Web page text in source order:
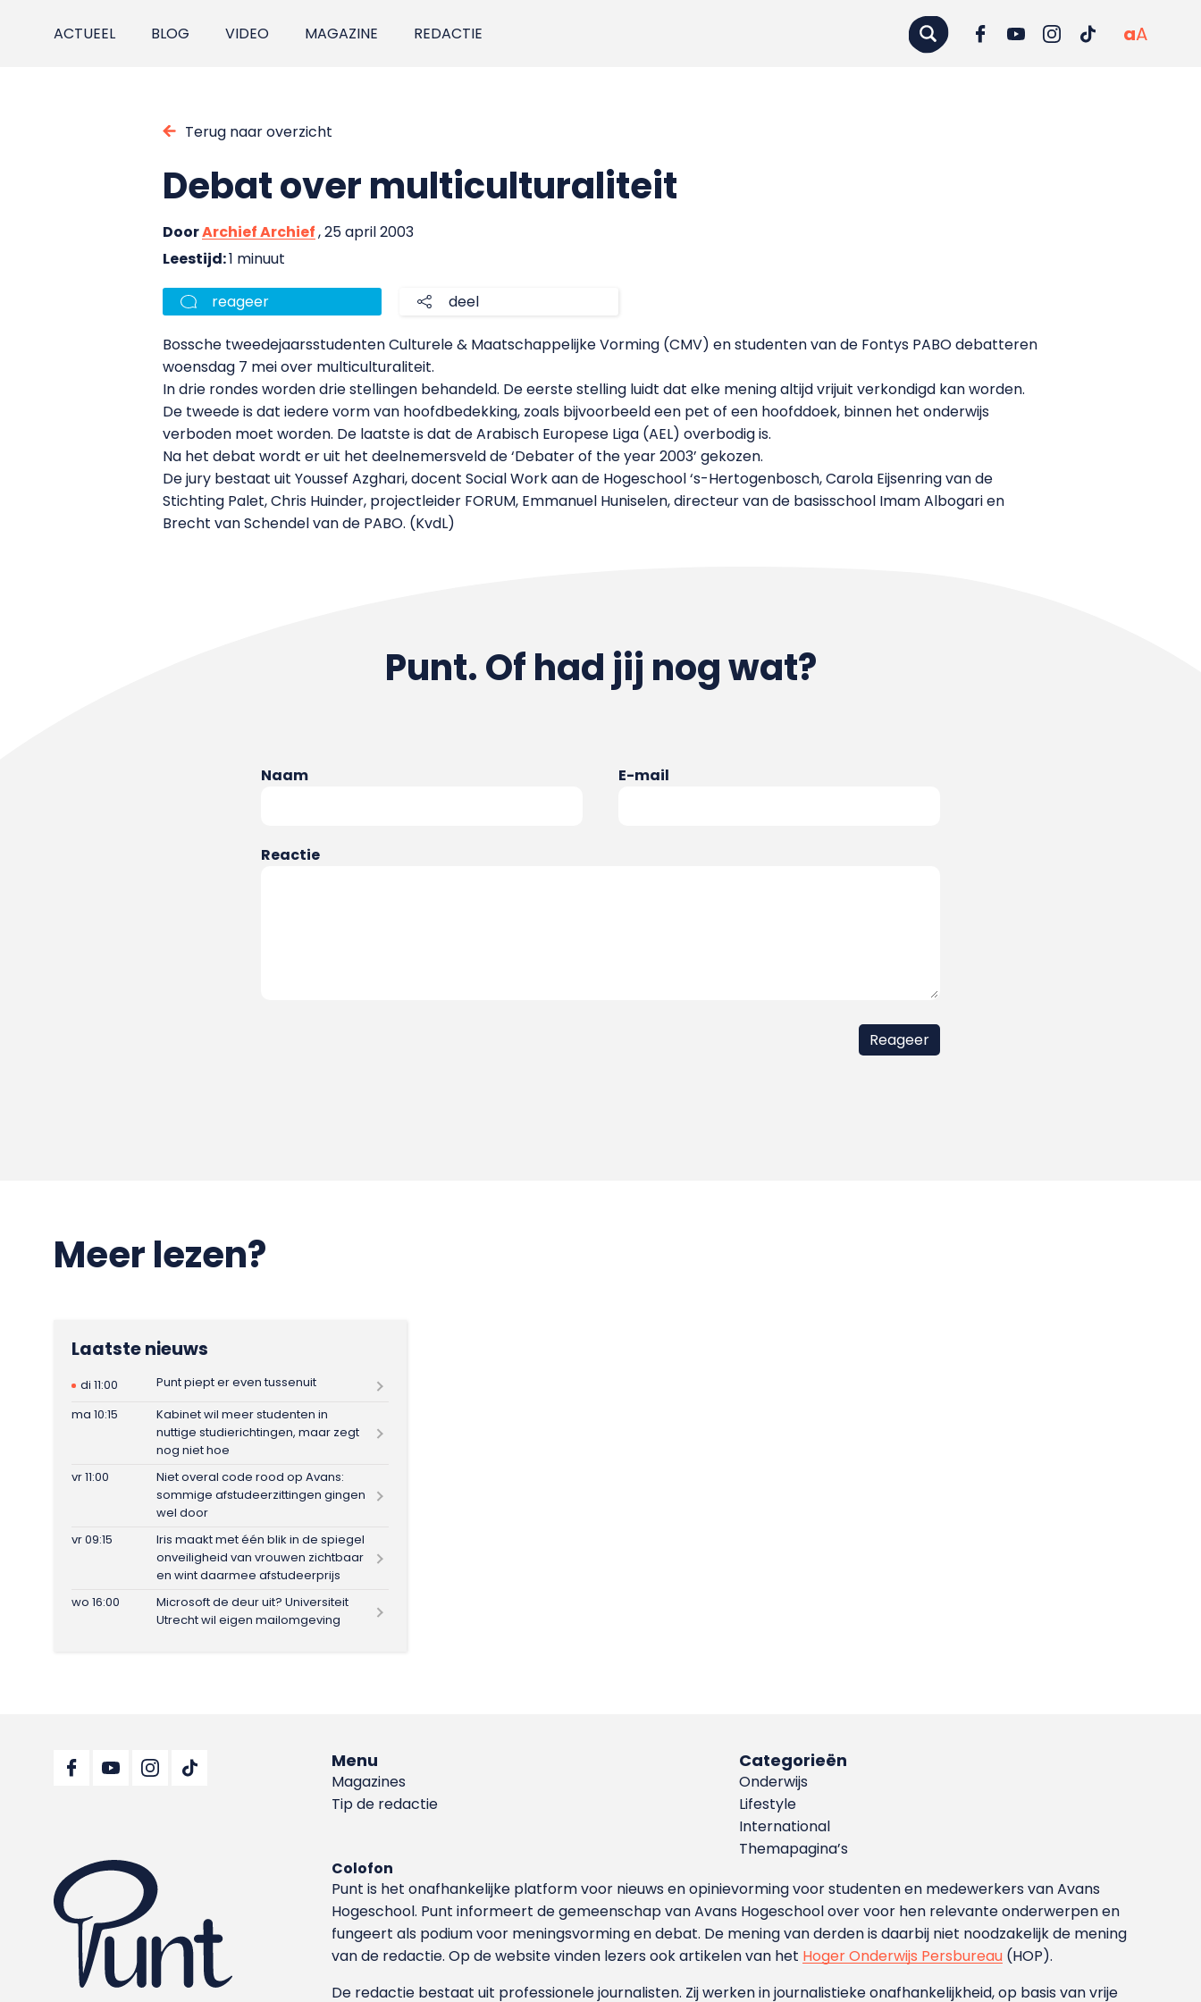
ACTUEEL BLOG VIDEO MAGAZINE REDACTIE aA
Terug naar overzicht
Debat over multiculturaliteit
DoorArchief Archief, 25 april 2003
Leestijd:1 minuut
reageer deel
Bossche tweedejaarsstudenten Culturele & Maatschappelijke Vorming (CMV) en studenten van de Fontys PABO debatteren
woensdag 7 mei over multiculturaliteit.
In drie rondes worden drie stellingen behandeld. De eerste stelling luidt dat elke mening altijd vrijuit verkondigd kan worden.
De tweede is dat iedere vorm van hoofdbedekking, zoals bijvoorbeeld een pet of een hoofddoek, binnen het onderwijs
verboden moet worden. De laatste is dat de Arabisch Europese Liga (AEL) overbodig is.
Na het debat wordt er uit het deelnemersveld de ‘Debater of the year 2003’ gekozen.
De jury bestaat uit Youssef Azghari, docent Social Work aan de Hogeschool ‘s-Hertogenbosch, Carola Eijsenring van de
Stichting Palet, Chris Huinder, projectleider FORUM, Emmanuel Huniselen, directeur van de basisschool Imam Albogari en
Brecht van Schendel van de PABO. (KvdL)
Punt. Of had jij nog wat?
Naam E-mail
Reactie
Meer lezen?
Laatste nieuws
di 11:00
Punt piept er even tussenuit
ma 10:15
Kabinet wil meer studenten in
nuttige studierichtingen, maar zegt
nog niet hoe
vr 11:00
Niet overal code rood op Avans:
sommige afstudeerzittingen gingen
wel door
vr 09:15
Iris maakt met één blik in de spiegel
onveiligheid van vrouwen zichtbaar
en wint daarmee afstudeerprijs
wo 16:00
Microsoft de deur uit? Universiteit
Utrecht wil eigen mailomgeving
Menu
Magazines
Tip de redactie
Categorieën
Onderwijs
Lifestyle
International
Themapagina’s
Colofon
Punt is het onafhankelijke platform voor nieuws en opinievorming voor studenten en medewerkers van Avans
Hoge­school. Punt informeert de gemeenschap van Avans Hogeschool over voor hen relevante onderwerpen en
fungeert als podium voor meningsvorming en debat. De mening van derden is daarbij niet noodzakelijk de mening
van de redactie. Op de website vinden lezers ook artikelen van het Hoger Onderwijs Persbureau (HOP).
De redactie bestaat uit professionele journalisten. Zij werken in journalistieke onafhankelijkheid, op basis van vrije